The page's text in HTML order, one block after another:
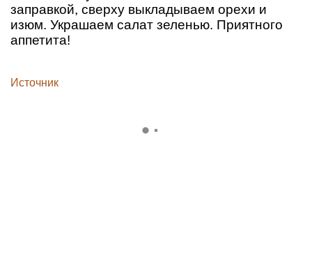
заправкой, сверху выкладываем орехи и
изюм. Украшаем салат зеленью. Приятного
аппетита!
Источник